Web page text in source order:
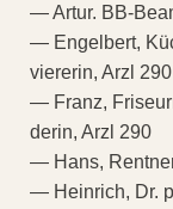
— Artur. BB-
— Engelbert,
viererin, Arzl 290
— Franz,
derin, Arzl 290
— Hans,
— Heinrich, Dr.